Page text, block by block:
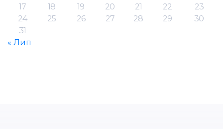
17
18 19 20 21 22
23
24
25 26 27 28 29
30
31
« Лип